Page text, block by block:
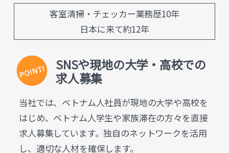
客室清掃・チェッカー業務歴10年
日本に来て約12年
SNSや現地の大学・高校での
求人募集
当社では、ベトナム人社員が現地の大学や高校を
はじめ、ベトナム人学生や家族滞在の方々を直接
求人募集しています。独自のネットワークを活用
し、適切な人材を確保します。